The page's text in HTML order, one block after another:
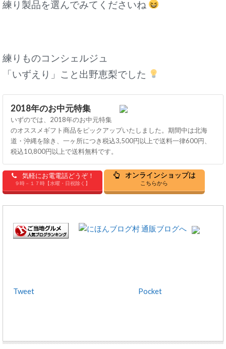
練り製品を選んでみてくださいね
練りものコンシェルジュ
「いずえり」こと出野恵梨でした
2018年のお中元特集
いずのでは、2018年のお中元特集
のオススメギフト商品をピックアップいたしました。期間中は北海
道・沖縄を除き、一ヶ所につき税込3,500円以上で送料一律600円、
税込10,800円以上で送料無料です。
気軽にお電電話どうぞ！
９時－１７時【水曜・日祝除く】
オンラインショップは
こちらから
Tweet Pocket